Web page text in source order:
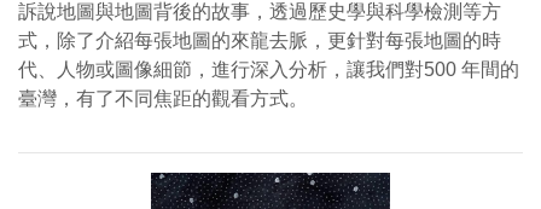
訴說地圖與地圖背後的故事，透過歷史學與科學檢測等方
式，除了介紹每張地圖的來龍去脈，更針對每張地圖的時
代、人物或圖像細節，進行深入分析，讓我們對500 年間的
臺灣，有了不同焦距的觀看方式。